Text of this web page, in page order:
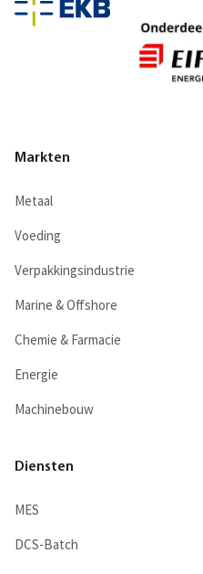
Markten
Metaal
Voeding
Verpakkingsindustrie
Marine & Offshore
Chemie & Farmacie
Energie
Machinebouw
Diensten
MES
DCS-Batch